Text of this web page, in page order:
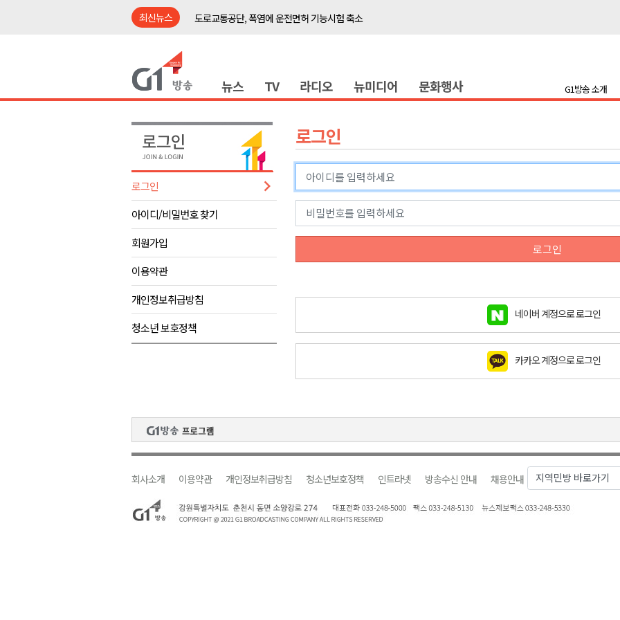
최신뉴스
도로교통공단, 폭염에 운전면허 기능시험 축소
<강원랜드> 관광객이 인구 3배..싱가포르 복합리조트
제28회 정동진독립영화제 오늘 개막
양양군, 소상공인 특례보증 2차 지원사업 시행
평창군 재해 예방 도로 시설물 정밀 안전 진단
동해시, '해군1함대로' 명예도로 4.1km 지정
영월 '폭염중대경보' 발효..주말, 더위 한풀 꺾여
도로교통공단, 폭염에 운전면허 기능시험 축소
강릉시, '상생동행 100일 릴레이' 경제살리기 추진
삼척시, 무건리 이끼폭포 생태탐방로 전면 통제
<강원랜드> 관광객이 인구 3배..싱가포르 복합리조트
<강원랜드> 마카오 카지노 "복합리조트로 진화 중"
동해시, '해군1함대로' 명예도로 4.1km 지정
뉴스 TV 라디오 뉴미디어 문화행사 G1방송 소개
로그인
아이디/비밀번호 찾기
회원가입
이용약관
개인정보취급방침
청소년 보호정책
로그인
로그인
네이버 계정으로 로그인
카카오 계정으로 로그인
회사소개 이용약관 개인정보취급방침 청소년보호정책 인트라넷 방송수신 안내 채용안내